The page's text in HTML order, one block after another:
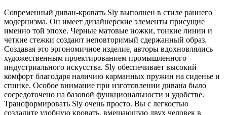
Современный диван-кровать Sly выполнен в стиле раннего
модернизма. Он имеет дизайнерские элементы присущие
именно той эпохе. Черные матовые ножки, тонкие линии и
четкие стежки создают неповторимый сдержанный образ.
Создавая это эргономичное изделие, авторы вдохновлялись
художественным проектированием промышленного
индустриального искусства. Sly обеспечивает высокий
комфорт благодаря наличию карманных пружин на сиденье и
спинке. Особое внимание при изготовлении дивана было
сосредоточено на базовой функциональности и удобстве.
Трансформировать Sly очень просто. Вы с легкостью
создадите удобную кровать, вмещающую двух человек в